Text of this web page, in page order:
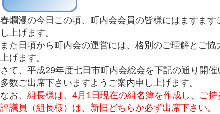
春爛漫の今日この頃、町内会会員の皆様にはますます
し上げます。
また日頃から町内会の運営には、格別のご理解とご協
上げます。
さて、平成29年度七日市町内会総会を下記の通り開
多数ご出席下さいますようご案内申し上げます。
なお、 組長様は、4月1日現在の組名簿を作成し、ご持
評議員（組長様）は、新旧どちらか必ず出席下さい。